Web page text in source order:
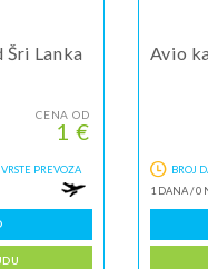
Lanka
CENA OD
1 €
VRSTE PREVOZA
Avio
BROJ
1 DANA/0